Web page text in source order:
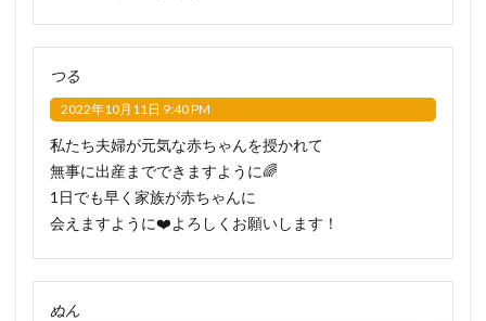
つる
2022年10月11日 9:40 PM
私たち夫婦が元気な赤ちゃんを授かれて
無事に出産までできますように🌈
1日でも早く家族が赤ちゃんに
会えますように❤️よろしくお願いします！
ぬん